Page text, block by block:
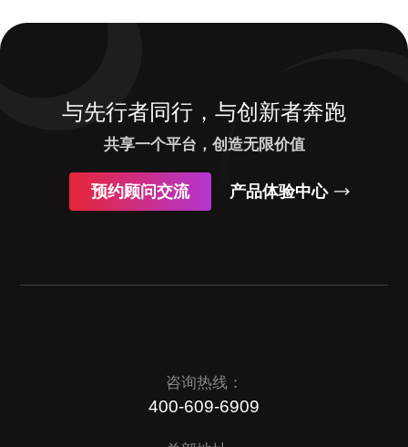
与先行者同行，与创新者奔跑
共享一个平台，创造无限价值
预约顾问交流 产品体验中心
咨询热线：
400-609-6909